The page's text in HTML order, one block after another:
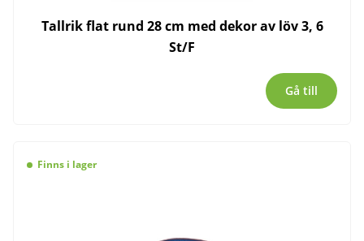
Tallrik flat rund 28 cm med dekor av löv 3, 6
St/F
Gå till
Finns i lager